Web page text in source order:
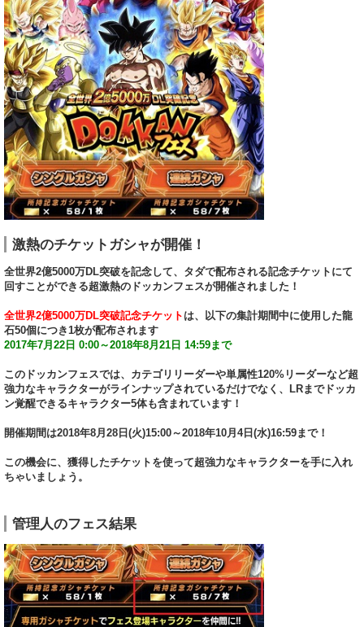
激熱のチケットガシャが開催！
全世界2億5000万DL突破を記念して、タダで配布される記念チケットにて
回すことができる超激熱のドッカンフェスが開催されました！
全世界2億5000万DL突破記念チケット は、以下の集計期間中に使用した龍
石50個につき1枚が配布されます
2017年7月22日 0:00～2018年8月21日 14:59まで
このドッカンフェスでは、カテゴリリーダーや単属性120%リーダーなど超
強力なキャラクターがラインナップされているだけでなく、LRまでドッカ
ン覚醒できるキャラクター5体も含まれています！
開催期間は2018年8月28日(火)15:00～2018年10月4日(水)16:59まで！
この機会に、獲得したチケットを使って超強力なキャラクターを手に入れ
ちゃいましょう。
管理人のフェス結果